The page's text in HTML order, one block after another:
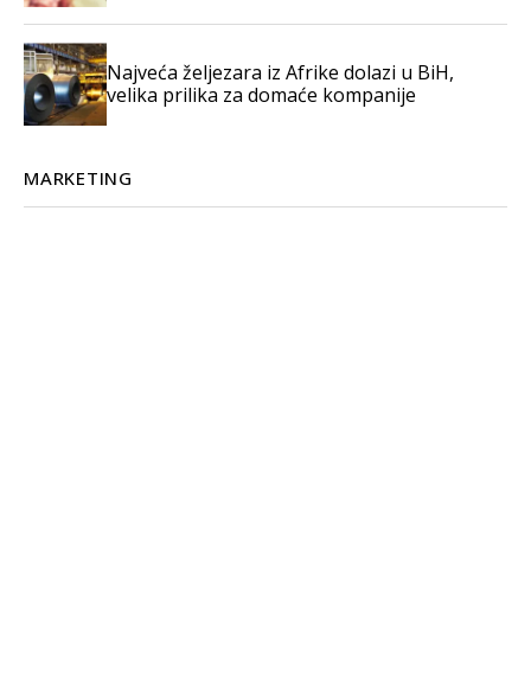
Najveća željezara iz Afrike dolazi u BiH,
velika prilika za domaće kompanije
MARKETING